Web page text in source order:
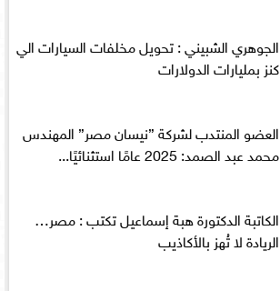
الجوهري الشبيني : تحويل مخلفات السيارات الي
كنز بمليارات الدولارات
العضو المنتدب لشركة ”نيسان مصر” المهندس
محمد عبد الصمد: 2025 عامًا استثنائيًا...
الكاتبة الدكتورة هبة إسماعيل تكتب : مصر…
الريادة لا تُهز بالأكاذيب